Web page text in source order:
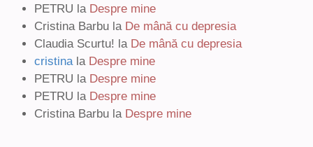
PETRU la Despre mine
Cristina Barbu la De mână cu depresia
Claudia Scurtu! la De mână cu depresia
cristina la Despre mine
PETRU la Despre mine
PETRU la Despre mine
Cristina Barbu la Despre mine